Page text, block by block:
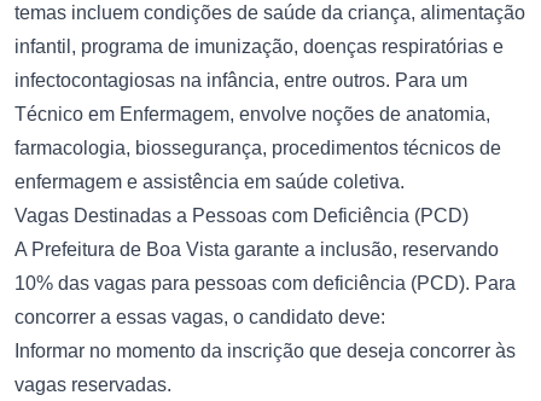
temas incluem condições de saúde da criança, alimentação
infantil, programa de imunização, doenças respiratórias e
infectocontagiosas na infância, entre outros. Para um
Técnico em Enfermagem, envolve noções de anatomia,
farmacologia, biossegurança, procedimentos técnicos de
enfermagem e assistência em saúde coletiva.
Vagas Destinadas a Pessoas com Deficiência (PCD)
A Prefeitura de Boa Vista garante a inclusão, reservando
10% das vagas para pessoas com deficiência (PCD). Para
concorrer a essas vagas, o candidato deve:
Informar no momento da inscrição que deseja concorrer às
vagas reservadas.